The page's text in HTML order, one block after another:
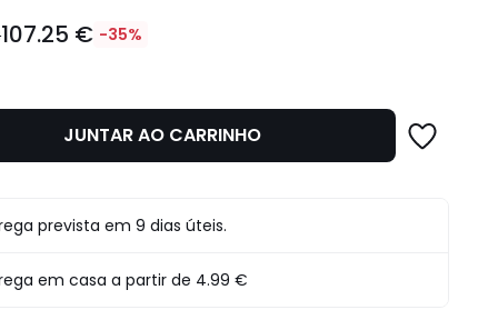
107.25 € -35%
JUNTAR AO CARRINHO
prevista em 9 dias úteis.
em casa a partir de 4.99 €